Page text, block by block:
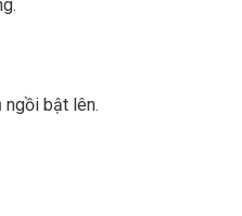
ngồi bật lên.